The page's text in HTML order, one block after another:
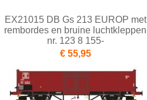
EX21015 DB Gs 213 EUROP met
rembordes en bruine luchtkleppen
nr. 123 8 155-
€ 55,95